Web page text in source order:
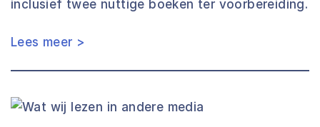
inclusief twee nuttige boeken ter voorbereiding.
Lees meer >